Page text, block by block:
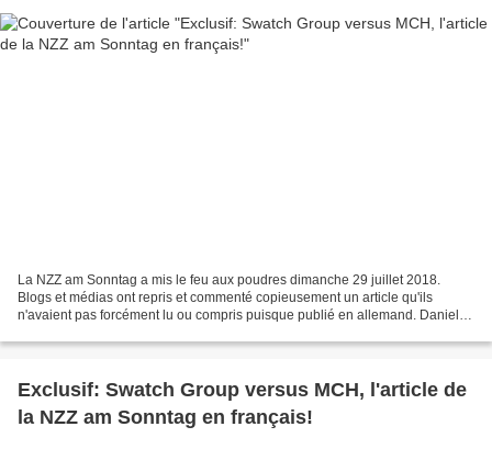
La NZZ am Sonntag a mis le feu aux poudres dimanche 29 juillet 2018.
Blogs et médias ont repris et commenté copieusement un article qu'ils
n'avaient pas forcément lu ou compris puisque publié en allemand. Daniel
Exclusif: Swatch Group versus MCH, l'article de
la NZZ am Sonntag en français!